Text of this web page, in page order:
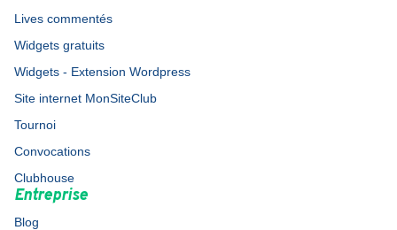
Lives commentés
Widgets gratuits
Widgets - Extension Wordpress
Site internet MonSiteClub
Tournoi
Convocations
Clubhouse
Entreprise
Blog